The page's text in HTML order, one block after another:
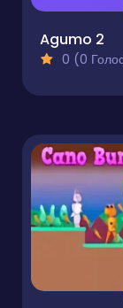
Agumo 2
0 (0